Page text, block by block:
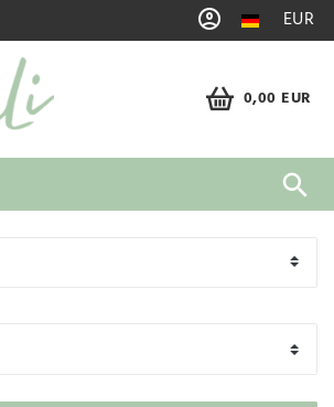
EUR
0,00 EUR